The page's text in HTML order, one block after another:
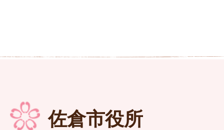
佐倉市役所